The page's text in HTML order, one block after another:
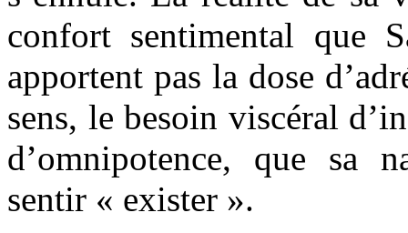
confort sentimental que
apportent pas la dose
sens, le besoin viscéral
d’omnipotence, que sa
sentir « exister ».